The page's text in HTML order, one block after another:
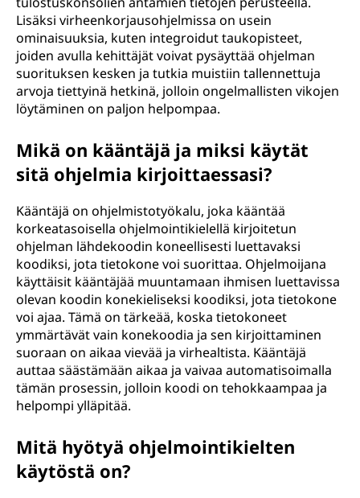
Lisäksi virheenkorjausohjelmissa on usein
ominaisuuksia, kuten integroidut taukopisteet,
joiden avulla kehittäjät voivat pysäyttää ohjelman
suorituksen kesken ja tutkia muistiin tallennettuja
arvoja tiettyinä hetkinä, jolloin ongelmallisten vikojen
löytäminen on paljon helpompaa.
Mikä on kääntäjä ja miksi käytät
sitä ohjelmia kirjoittaessasi?
Kääntäjä on ohjelmistotyökalu, joka kääntää
korkeatasoisella ohjelmointikielellä kirjoitetun
ohjelman lähdekoodin koneellisesti luettavaksi
koodiksi, jota tietokone voi suorittaa. Ohjelmoijana
käyttäisit kääntäjää muuntamaan ihmisen luettavissa
olevan koodin konekieliseksi koodiksi, jota tietokone
voi ajaa. Tämä on tärkeää, koska tietokoneet
ymmärtävät vain konekoodia ja sen kirjoittaminen
suoraan on aikaa vievää ja virhealtista. Kääntäjä
auttaa säästämään aikaa ja vaivaa automatisoimalla
tämän prosessin, jolloin koodi on tehokkaampaa ja
helpompi ylläpitää.
Mitä hyötyä ohjelmointikielten
käytöstä on?